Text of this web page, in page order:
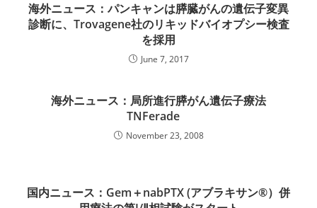
海外ニュース：パンキャンは膵臓がんの遺伝子変異
診断に、Trovagene社のリキッドバイオプシー検査
を採用
June 7, 2017
海外ニュース：局所進行膵がん遺伝子療法
TNFerade
November 23, 2008
国内ニュース：Gem＋nabPTX (アブラキサン®）併